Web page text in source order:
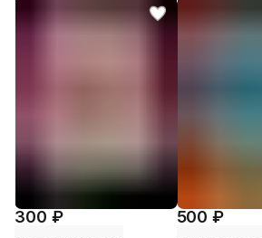
300 ₽ 500 ₽